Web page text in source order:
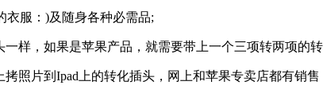
衣服： )及随身各种必需品;
一样，如果是苹果产品，就需要带上一个三项转两项的
拷照片到 Ipad 上的转化插头，网上和苹果专卖店都有销